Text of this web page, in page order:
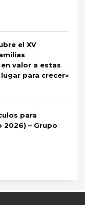
el XV
valor a estas
para crecer»
para
– Grupo